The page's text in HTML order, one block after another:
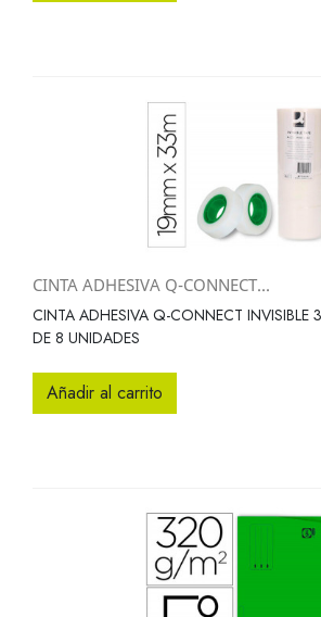
CINTA ADHESIVA Q-CONNECT...
CINTA ADHESIVA Q-CONNECT INVISIBLE
DE 8 UNIDADES
Añadir al carrito